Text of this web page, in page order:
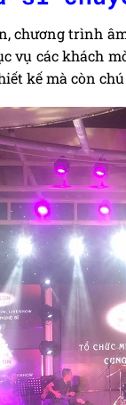
chương trình
vụ các khách
kế mà còn